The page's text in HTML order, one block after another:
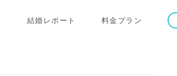
結婚レポート 料金プラン